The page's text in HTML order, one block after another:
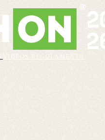
VIDEOS
REGOLAMENTO